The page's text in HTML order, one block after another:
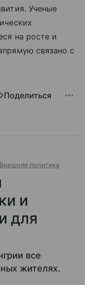
Ученые
на росте и
связано с
Поделиться
Внешняя политика
и
для
все
жителях.